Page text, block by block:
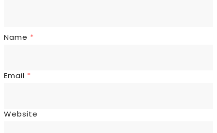
Name *
Email *
Website